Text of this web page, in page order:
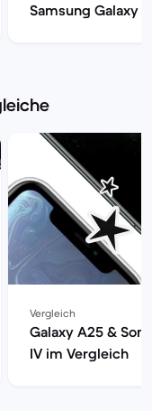
Samsung Galaxy
Vergleich
Galaxy A25 &
IV im Vergleich